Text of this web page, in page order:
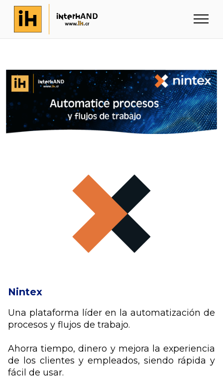
Nintex
Una plataforma líder en la automatización de
procesos y flujos de trabajo.
Ahorra tiempo, dinero y mejora la experiencia
de los clientes y empleados, siendo rápida y
fácil de usar.